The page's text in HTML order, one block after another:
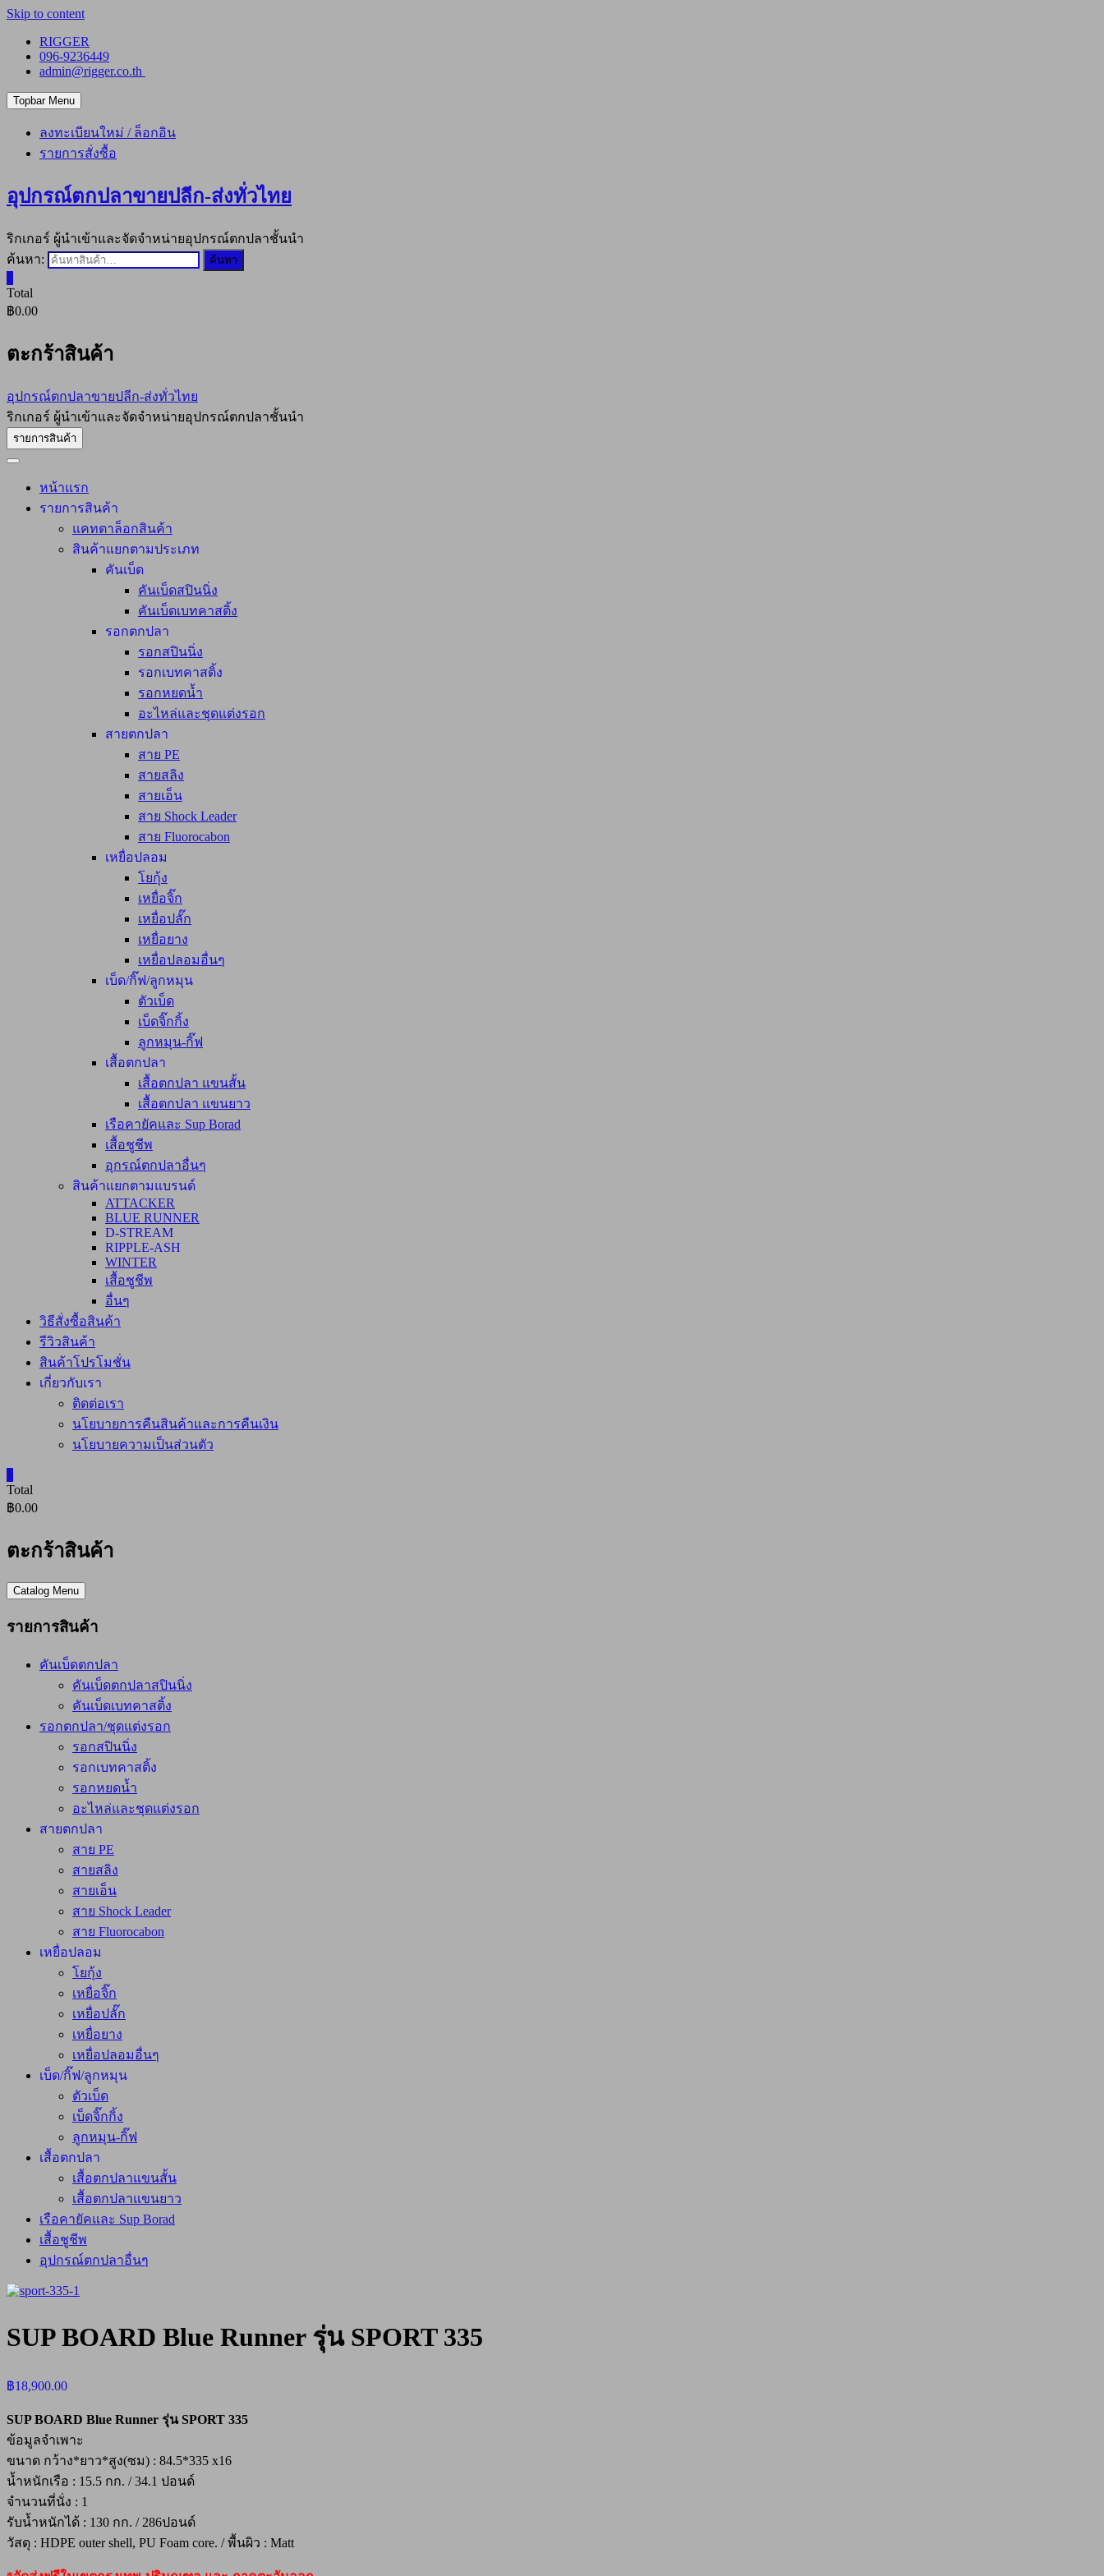
Skip to content
RIGGER
096-9236449
admin@rigger.co.th
Topbar Menu
ลงทะเบียนใหม่ / ล็อกอิน
รายการสั่งซื้อ
อุปกรณ์ตกปลาขายปลีก-ส่งทั่วไทย
ริกเกอร์ ผู้นำเข้าและจัดจำหน่ายอุปกรณ์ตกปลาชั้นนำ
ค้นหา:
ค้นหา
Total
฿0.00
ตะกร้าสินค้า
อุปกรณ์ตกปลาขายปลีก-ส่งทั่วไทย
ริกเกอร์ ผู้นำเข้าและจัดจำหน่ายอุปกรณ์ตกปลาชั้นนำ
รายการสินค้า
หน้าแรก
รายการสินค้า
แคทตาล็อกสินค้า
สินค้าแยกตามประเภท
คันเบ็ด
คันเบ็ดสปินนิ่ง
คันเบ็ดเบทคาสติ้ง
รอกตกปลา
รอกสปินนิ่ง
รอกเบทคาสติ้ง
รอกหยดน้ำ
อะไหล่และชุดแต่งรอก
สายตกปลา
สาย PE
สายสลิง
สายเอ็น
สาย Shock Leader
สาย Fluorocabon
เหยื่อปลอม
โยกุ้ง
เหยื่อจิ๊ก
เหยื่อปลั๊ก
เหยื่อยาง
เหยื่อปลอมอื่นๆ
เบ็ด/กิ๊ฟ/ลูกหมุน
ตัวเบ็ด
เบ็ดจิ๊กกิ้ง
ลูกหมุน-กิ๊ฟ
เสื้อตกปลา
เสื้อตกปลา แขนสั้น
เสื้อตกปลา แขนยาว
เรือคายัคและ Sup Borad
เสื้อชูชีพ
อุกรณ์ตกปลาอื่นๆ
สินค้าแยกตามแบรนด์
ATTACKER
BLUE RUNNER
D-STREAM
RIPPLE-ASH
WINTER
เสื้อชูชีพ
อื่นๆ
วิธีสั่งซื้อสินค้า
รีวิวสินค้า
สินค้าโปรโมชั่น
เกี่ยวกับเรา
ติดต่อเรา
นโยบายการคืนสินค้าและการคืนเงิน
นโยบายความเป็นส่วนตัว
Total
฿0.00
ตะกร้าสินค้า
Catalog Menu
รายการสินค้า
คันเบ็ดตกปลา
คันเบ็ดตกปลาสปินนิ่ง
คันเบ็ดเบทคาสติ้ง
รอกตกปลา/ชุดแต่งรอก
รอกสปินนิ่ง
รอกเบทคาสติ้ง
รอกหยดน้ำ
อะไหล่และชุดแต่งรอก
สายตกปลา
สาย PE
สายสลิง
สายเอ็น
สาย Shock Leader
สาย Fluorocabon
เหยื่อปลอม
โยกุ้ง
เหยื่อจิ๊ก
เหยื่อปลั๊ก
เหยื่อยาง
เหยื่อปลอมอื่นๆ
เบ็ด/กิ๊ฟ/ลูกหมุน
ตัวเบ็ด
เบ็ดจิ๊กกิ้ง
ลูกหมุน-กิ๊ฟ
เสื้อตกปลา
เสื้อตกปลาแขนสั้น
เสื้อตกปลาแขนยาว
เรือคายัคและ Sup Borad
เสื้อชูชีพ
อุปกรณ์ตกปลาอื่นๆ
SUP BOARD Blue Runner รุ่น SPORT 335
฿18,900.00
SUP BOARD Blue Runner รุ่น SPORT 335
ข้อมูลจำเพาะ
ขนาด กว้าง*ยาว*สูง(ซม) : 84.5*335 x16
น้ำหนักเรือ : 15.5 กก. / 34.1 ปอนด์
จำนวนที่นั่ง : 1
รับน้ำหนักได้ : 130 กก. / 286ปอนด์
วัสดุ : HDPE outer shell, PU Foam core. / พื้นผิว : Matt